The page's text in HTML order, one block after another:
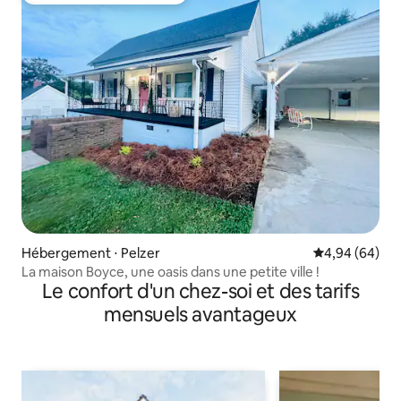
Hébergement ⋅ Pelzer Évaluation
4,94 (64)
La maison Boyce, une oasis dans une petite ville !
Le confort d'un chez-soi et des tarifs
mensuels avantageux